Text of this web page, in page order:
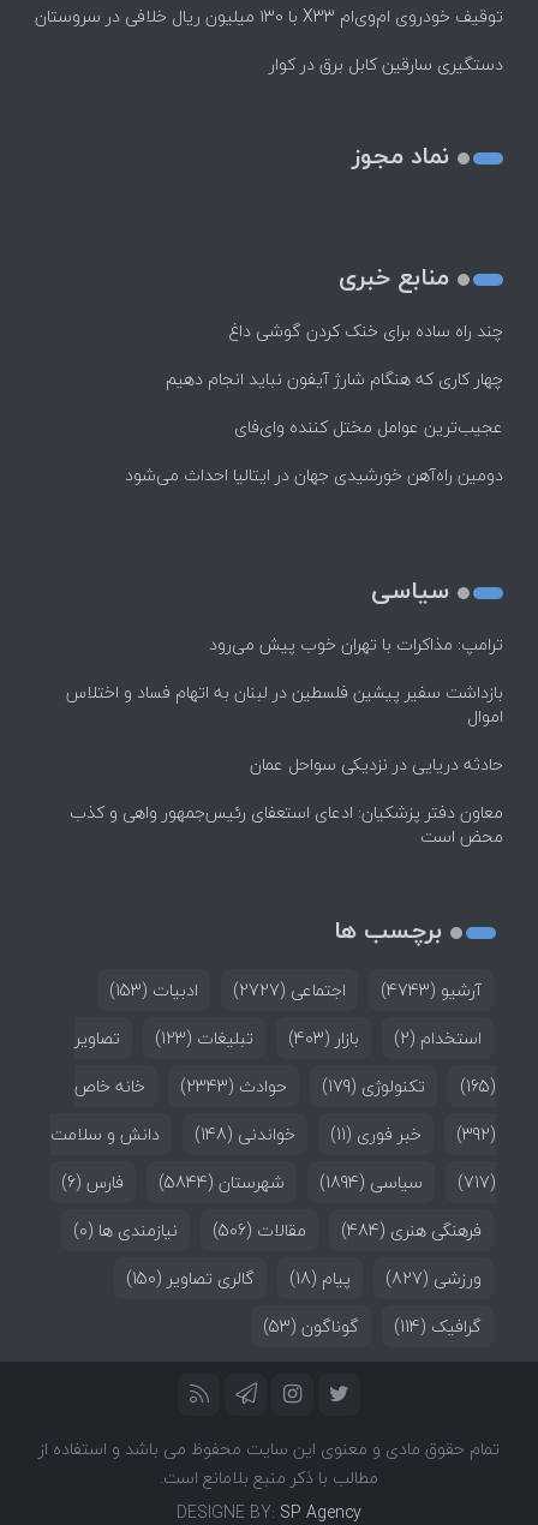
توقیف خودروی ام‌وی‌ام X33 با ۱۳۰ میلیون ریال خلافی در سروستان
دستگیری سارقین کابل برق در کوار
نماد مجوز
منابع خبری
چند راه‌ ساده برای خنک کردن گوشی داغ
چهار کاری که هنگام شارژ آیفون نباید انجام دهیم
عجیب‌ترین عوامل مختل کننده وای‌فای
دومین راه‌آهن خورشیدی جهان در ایتالیا احداث می‌شود
سیاسی
ترامپ: مذاکرات با تهران خوب پیش می‌رود
بازداشت سفیر پیشین فلسطین در لبنان به اتهام فساد و اختلاس
اموال
حادثه دریایی در نزدیکی سواحل عمان
معاون دفتر پزشکیان: ادعای استعفای رئیس‌جمهور واهی و کذب
محض است
برچسب ها
آرشیو (4743) اجتماعی (2727) ادبیات (153)
استخدام (2) بازار (403) تبلیغات (123)
تصاویر
(165)
تکنولوژی (179) حوادث (2343)
خانه خاص
(392)
خبر فوری (11) خواندنی (148)
دانش و سلامت
(717)
سیاسی (1894) شهرستان (5844) فارس (6)
فرهنگی هنری (484) مقالات (506) نیازمندی ها (0)
ورزشی (827) پیام (18) گالری تصاویر (150)
گرافیک (114) گوناگون (53)
تمام حقوق مادی و معنوی این سایت محفوظ می باشد و استفاده از
مطالب با ذکر منبع بلامانع است.
DESIGNE BY: SP Agency